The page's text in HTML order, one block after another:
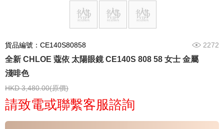
貨品編號：CE140S80858 2272
全新 CHLOE 蔻依 太陽眼鏡 CE140S 808 58 女士 金屬
淺啡色
HKD 3,480.00(原價)
請致電或聯繫客服諮詢